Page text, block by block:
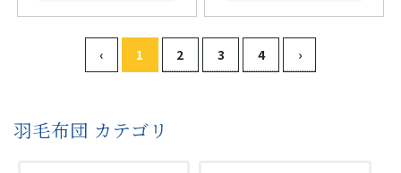
羽毛布団 カテゴリ